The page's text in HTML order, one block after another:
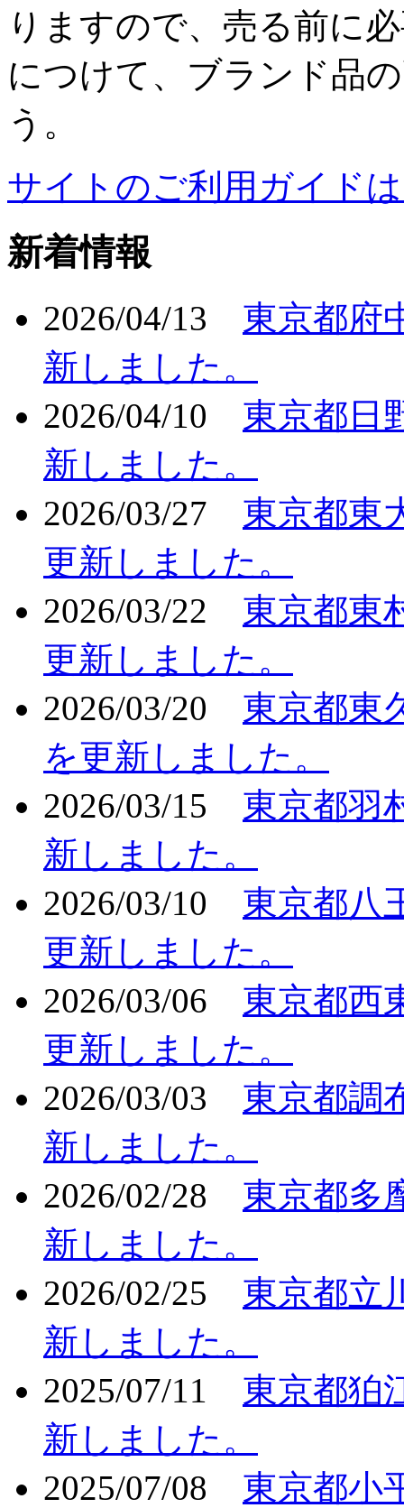
りますので、売る前に
につけて、ブランド品
う。
サイトのご利用ガイド
新着情報
2026/04/13
東京都府
新しました。
2026/04/10
東京都日
新しました。
2026/03/27
東京都東
更新しました。
2026/03/22
東京都東
更新しました。
2026/03/20
東京都東
を更新しました。
2026/03/15
東京都羽
新しました。
2026/03/10
東京都八
更新しました。
2026/03/06
東京都西
更新しました。
2026/03/03
東京都調
新しました。
2026/02/28
東京都多
新しました。
2026/02/25
東京都立
新しました。
2025/07/11
東京都狛
新しました。
2025/07/08
東京都小